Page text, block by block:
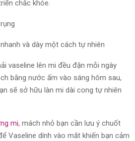
chắc khỏe.
và dày một cách tự nhiên
vaseline lên mi đều đặn mỗi ngày
bằng nước ấm vào sáng hôm sau,
sẽ sở hữu làn mi dài cong tự nhiên
mi, mách nhỏ bạn cần lưu ý chuốt
Vaseline dính vào mắt khiến bạn cảm